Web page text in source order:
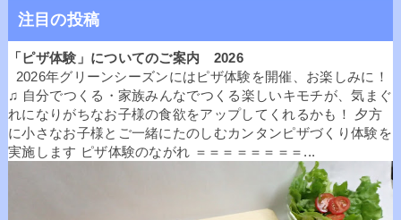
注目の投稿
「ピザ体験」についてのご案内 2026
2026年グリーンシーズンにはピザ体験を開催、お楽しみに！
♫ 自分でつくる・家族みんなでつくる楽しいキモチが、気まぐ
れになりがちなお子様の食欲をアップしてくれるかも！ 夕方
に小さなお子様とご一緒にたのしむカンタンピザづくり体験を
実施します ピザ体験のながれ ＝＝＝＝＝＝＝＝...